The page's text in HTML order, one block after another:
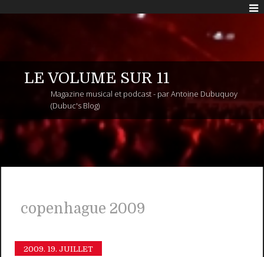
LE VOLUME SUR 11
Magazine musical et podcast - par Antoine Dubuquoy
(Dubuc's Blog)
copenhague 2009
2009. 19. JUILLET